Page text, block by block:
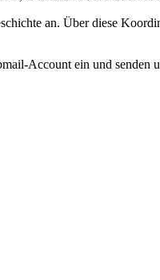
an. Über diese
Account ein und senden